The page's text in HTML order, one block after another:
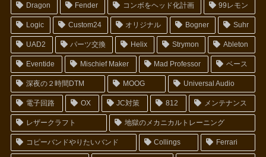
Dragon Fender コンボをヘッド化計画 99レモン
Logic Custom24 オリジナル Bogner Suhr
UAD2 パーツ交換 Helix Strymon Ableton
Eventide Mischief Maker Mad Professor ベース
深夜の２時間DTM MOOG Universal Audio
電子回路 OX JC対策 812 メンテナンス
レザークラフト 地獄のメカニカルトレーニング
コピーバンドやりたいバンド Collings Ferrari